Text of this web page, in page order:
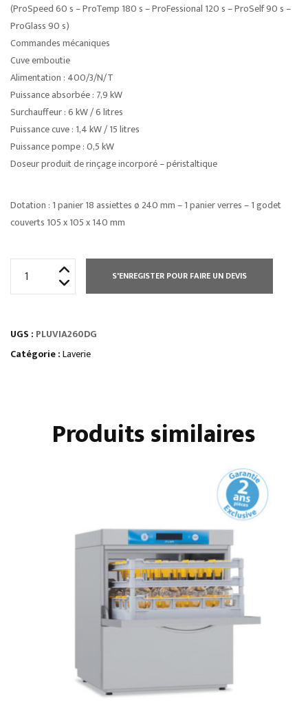
(ProSpeed 60 s – ProTemp 180 s – ProFessional 120 s – ProSelf 90 s –
ProGlass 90 s)
Commandes mécaniques
Cuve emboutie
Alimentation : 400/3/N/T
Puissance absorbée : 7,9 kW
Surchauffeur : 6 kW / 6 litres
Puissance cuve : 1,4 kW / 15 litres
Puissance pompe : 0,5 kW
Doseur produit de rinçage incorporé – péristaltique
Dotation : 1 panier 18 assiettes ø 240 mm – 1 panier verres – 1 godet
couverts 105 x 105 x 140 mm
PLUVIA
AFFICHAGE
STANDARD
S'ENREGISTER POUR FAIRE UN DEVIS
UGS : PLUVIA260DG
Catégorie :Laverie
Produits similaires